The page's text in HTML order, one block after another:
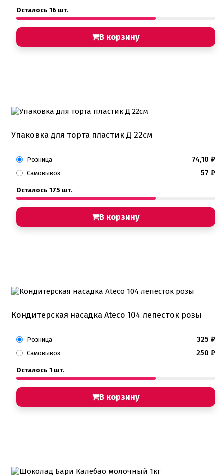
Осталось 16 шт.
В корзину
Упаковка для торта пластик Д 22см
Розница 74,10 ₽
Самовывоз 57 ₽
Осталось 175 шт.
В корзину
Кондитерская насадка Ateco 104 лепесток розы
Розница 325 ₽
Самовывоз 250 ₽
Осталось 1 шт.
В корзину